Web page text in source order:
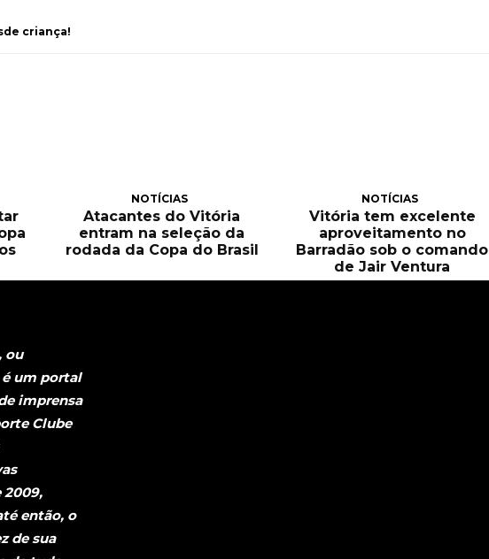
criança!
NOTÍCIAS
Atacantes do Vitória
entram na seleção da
rodada da Copa do Brasil
NOTÍCIAS
Vitória tem excelente
aproveitamento no
Barradão sob o comando
de Jair Ventura
ou
um portal
imprensa
Clube
2009,
então, o
de sua